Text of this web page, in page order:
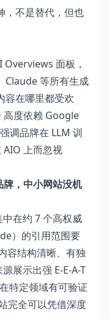
，不是替代，但也
面板，
Claude 等所有生成
容在哪里都受欢
高度依赖 Google
调品牌在 LLM 训
AIO 上而忽视
，中小网站没机
在约 7 个高权威
）的引用范围要
容结构清晰、有独
展示出强 E-E-A-T
特定领域有可验证
完全可以凭借深度